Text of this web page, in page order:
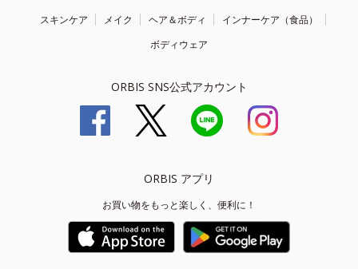
スキンケア メイク ヘア＆ボディ
インナーケア（食品）
ボディウェア
ORBIS SNS公式アカウント
ORBIS アプリ
お買い物をもっと楽しく、便利に！